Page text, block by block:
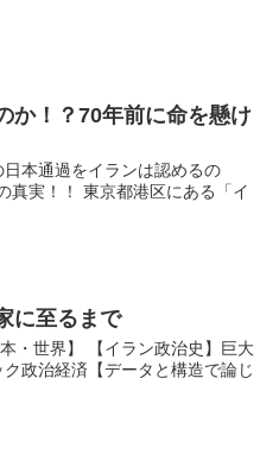
か！？70年前に命を懸け
本通過をイランは認めるの
真実！！ 東京都港区にある「イ
に至るまで
・世界】 【イラン政治史】巨大
政治経済【データと構造で論じ